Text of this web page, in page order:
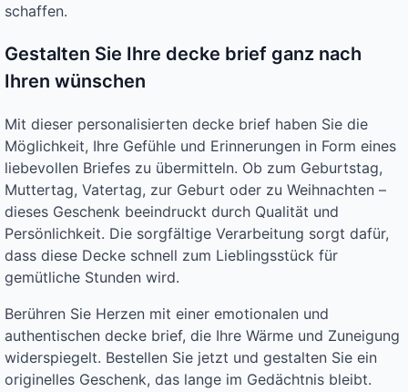
schaffen.
Gestalten Sie Ihre decke brief ganz nach
Ihren wünschen
Mit dieser personalisierten decke brief haben Sie die
Möglichkeit, Ihre Gefühle und Erinnerungen in Form eines
liebevollen Briefes zu übermitteln. Ob zum Geburtstag,
Muttertag, Vatertag, zur Geburt oder zu Weihnachten –
dieses Geschenk beeindruckt durch Qualität und
Persönlichkeit. Die sorgfältige Verarbeitung sorgt dafür,
dass diese Decke schnell zum Lieblingsstück für
gemütliche Stunden wird.
Berühren Sie Herzen mit einer emotionalen und
authentischen decke brief, die Ihre Wärme und Zuneigung
widerspiegelt. Bestellen Sie jetzt und gestalten Sie ein
originelles Geschenk, das lange im Gedächtnis bleibt.